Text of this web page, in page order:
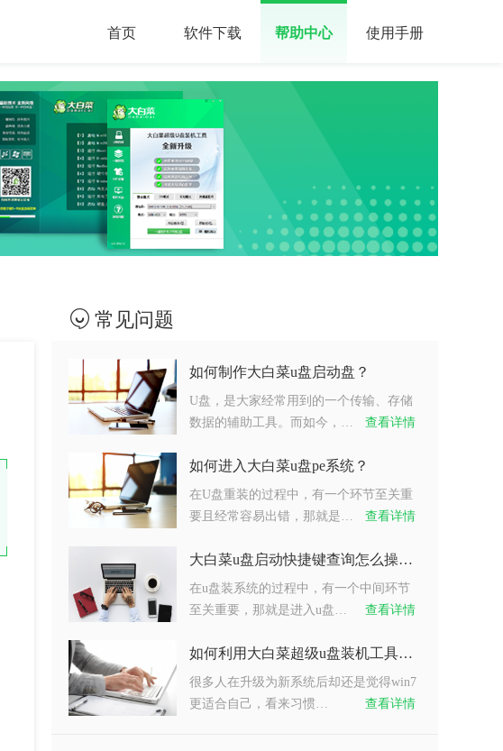
首页 软件下载 帮助中心 使用手册
常见问题
如何制作大白菜u盘启动盘？
U盘，是大家经常用到的一个传输、存储
数据的辅助工具。而如今，…
查看详情
如何进入大白菜u盘pe系统？
在U盘重装的过程中，有一个环节至关重
要且经常容易出错，那就是…
查看详情
大白菜u盘启动快捷键查询怎么操作？
在u盘装系统的过程中，有一个中间环节
至关重要，那就是进入u盘…
查看详情
如何利用大白菜超级u盘装机工具重装系统win7？
很多人在升级为新系统后却还是觉得win7
更适合自己，看来习惯…
查看详情